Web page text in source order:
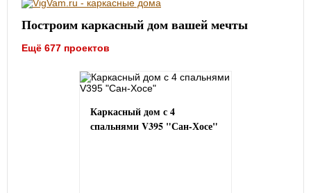
Построим каркасный дом вашей мечты
Ещё 677 проектов
Каркасный дом с 4
спальнями V395 "Сан-Хосе"